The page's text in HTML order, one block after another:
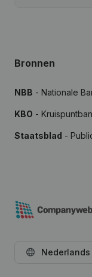
Bronnen
NBB - Nationale
KBO -
Staatsblad -
Nederlands